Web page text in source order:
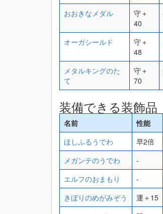
おおきなメダル
守＋
40
オーガシールド
守＋
48
メタルキングのた
て
守＋
70
装備できる装飾品
名前 性能
ほしふるうでわ
早2倍
メガンテのうでわ
-
エルフのおまもり
-
きぼりのめがみぞう
運＋15